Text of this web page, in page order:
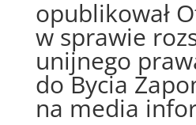
opublikował
w sprawie
unijnego
do Bycia
na media